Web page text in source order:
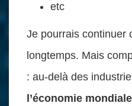
etc
Je pourrais continuer
longtemps. Mais
: au-delà des
l’économie